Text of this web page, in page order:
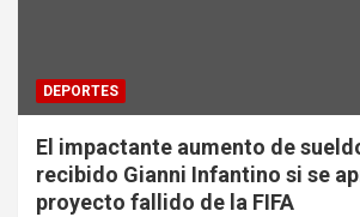
DEPORTES
El impactante aumento de
recibido Gianni Infantino si se
proyecto fallido de la FIFA